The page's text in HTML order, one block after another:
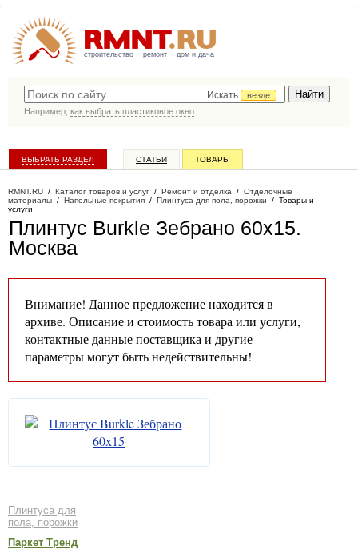
строительство ремонт дом и дача
Искать
везде
Например, как выбрать пластиковое окно
ВЫБРАТЬ РАЗДЕЛ СТАТЬИ ТОВАРЫ
RMNT.RU / Каталог товаров и услуг / Ремонт и отделка / Отделочные
материалы / Напольные покрытия / Плинтуса для пола, порожки / Товары и
услуги
Плинтус Burkle Зебрано 60х15.
Москва
Внимание! Данное предложение находится в
архиве. Описание и стоимость товара или услуги,
контактные данные поставщика и другие
параметры могут быть недействительны!
Плинтуса для
пола, порожки
Паркет Тренд